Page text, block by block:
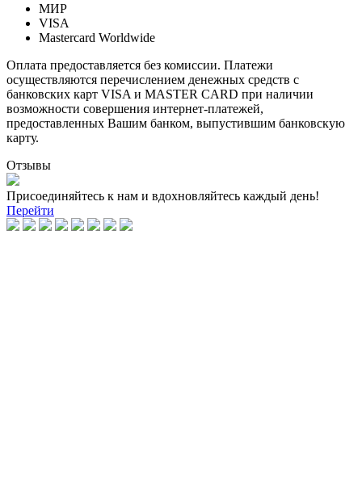
МИР
VISA
Mastercard Worldwide
Оплата предоставляется без комиссии. Платежи
осуществляются перечислением денежных средств с
банковских карт VISA и MASTER CARD при наличии
возможности совершения интернет-платежей,
предоставленных Вашим банком, выпустившим банковскую
карту.
Отзывы
Присоединяйтесь к нам и вдохновляйтесь каждый день!
Перейти